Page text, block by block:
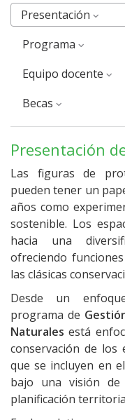
Presentación
Programa
equipo docente
Becas
Presentación
Las figuras de
pueden tener un
años como
sostenible. Los
hacia una
ofreciendo
las clásicas
Desde un
programa de
Naturales está
conservación de los
que se incluyen en
bajo una visión
planificación